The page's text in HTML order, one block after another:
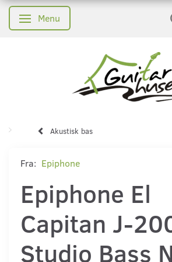
Skifte navigation
Menu
Akustisk bas
Fra: Epiphone
Epiphone El
Capitan J-
Studio Bass